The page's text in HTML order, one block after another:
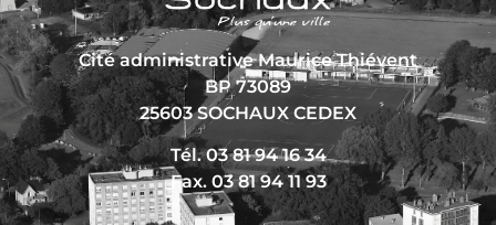
Cité administrative Maurice Thiévent
BP 73089
25603 SOCHAUX CEDEX
Tél. 03 81 94 16 34
Fax. 03 81 94 11 93